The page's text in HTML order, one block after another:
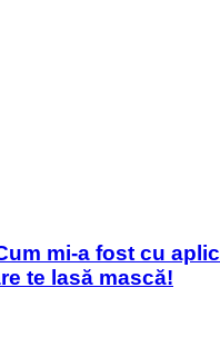
mi-a fost cu
te lasă mască!